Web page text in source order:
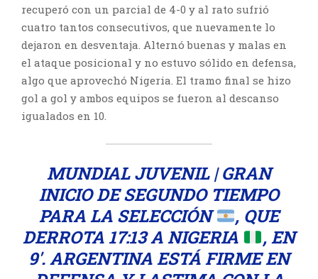
recuperó con un parcial de 4-0 y al rato sufrió
cuatro tantos consecutivos, que nuevamente lo
dejaron en desventaja. Alternó buenas y malas en
el ataque posicional y no estuvo sólido en defensa,
algo que aprovechó Nigeria. El tramo final se hizo
gol a gol y ambos equipos se fueron al descanso
igualados en 10.
MUNDIAL JUVENIL | GRAN
INICIO DE SEGUNDO TIEMPO
PARA LA SELECCIÓN
, QUE
DERROTA 17:13 A NIGERIA
, EN
9′. ARGENTINA ESTÁ FIRME EN